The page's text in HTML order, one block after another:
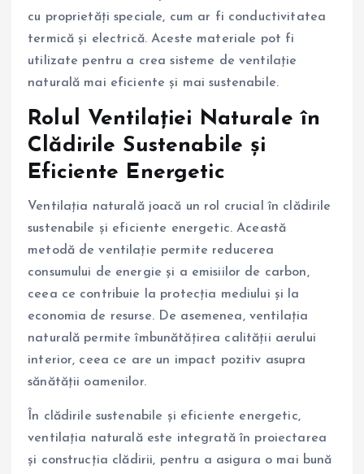
cu proprietăți speciale, cum ar fi conductivitatea
termică și electrică. Aceste materiale pot fi
utilizate pentru a crea sisteme de ventilație
naturală mai eficiente și mai sustenabile.
Rolul Ventilației Naturale în
Clădirile Sustenabile și
Eficiente Energetic
Ventilația naturală joacă un rol crucial în clădirile
sustenabile și eficiente energetic. Această
metodă de ventilație permite reducerea
consumului de energie și a emisiilor de carbon,
ceea ce contribuie la protecția mediului și la
economia de resurse. De asemenea, ventilația
naturală permite îmbunătățirea calității aerului
interior, ceea ce are un impact pozitiv asupra
sănătății oamenilor.
În clădirile sustenabile și eficiente energetic,
ventilația naturală este integrată în proiectarea
și construcția clădirii, pentru a asigura o mai bună